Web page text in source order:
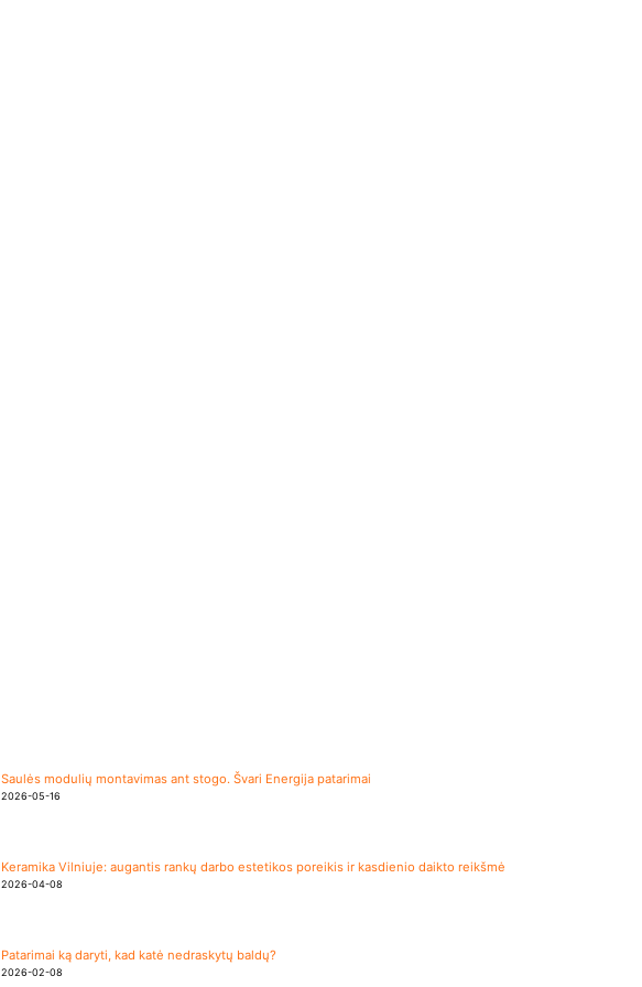
Saulės modulių montavimas ant stogo. Švari Energija patarimai
2026-05-16
Keramika Vilniuje: augantis rankų darbo estetikos poreikis ir kasdienio daikto reikšmė
2026-04-08
Patarimai ką daryti, kad katė nedraskytų baldų?
2026-02-08